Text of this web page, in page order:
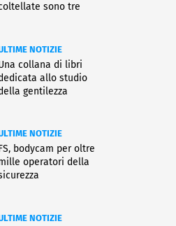
sono tre
NOTIZIE
collana di libri
allo studio
gentilezza
NOTIZIE
bodycam per oltre
operatori della
NOTIZIE